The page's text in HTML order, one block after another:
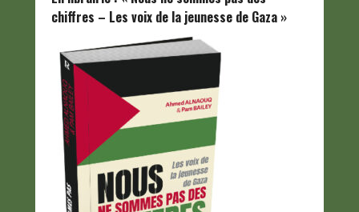
chiffres – Les voix de la jeunesse de Gaza »